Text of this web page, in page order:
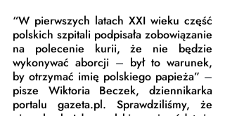
“W pierwszych latach XXI wieku część
polskich szpitali podpisała zobowiązanie
na polecenie kurii, że nie będzie
wykonywać aborcji – był to warunek,
by otrzymać imię polskiego papieża” –
pisze Wiktoria Beczek, dziennikarka
portalu gazeta.pl. Sprawdziliśmy, że